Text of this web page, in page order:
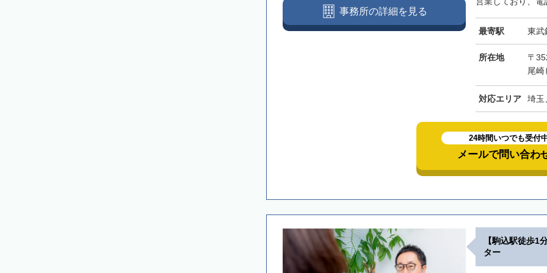
最寄駅 東武
所在地
〒
尾崎
対応エリア 埼玉
事務所の詳細を見る
24時間いつでも受付
メールで問い合わ
【駒込駅徒歩1
ター